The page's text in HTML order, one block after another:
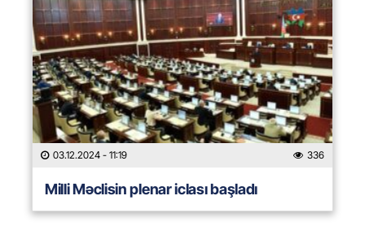
03.12.2024 - 11:19 336
Milli Məclisin plenar iclası başladı